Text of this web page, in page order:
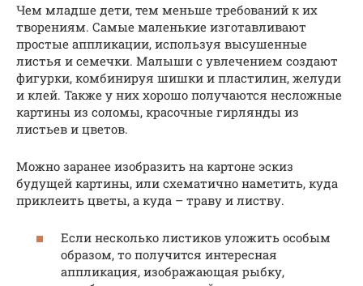
Чем младше дети, тем меньше требований к их
творениям. Самые маленькие изготавливают
простые аппликации, используя высушенные
листья и семечки. Малыши с увлечением создают
фигурки, комбинируя шишки и пластилин, желуди
и клей. Также у них хорошо получаются несложные
картины из соломы, красочные гирлянды из
листьев и цветов.
Можно заранее изобразить на картоне эскиз
будущей картины, или схематично наметить, куда
приклеить цветы, а куда – траву и листву.
Если несколько листиков уложить особым
образом, то получится интересная
аппликация, изображающая рыбку,